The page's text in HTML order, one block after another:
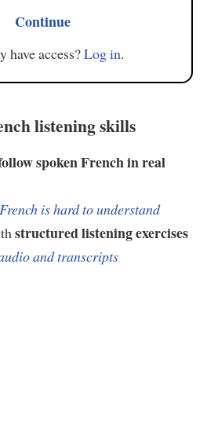
Continue
have access?Log in.
listening skills
spoken French in real
is hard to understand
structured listening exercises
and transcripts